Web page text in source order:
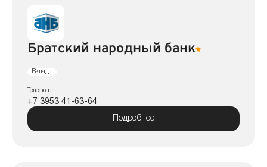
Братский народный банк
Вклады
Телефон
+7 3953 41-63-64
Подробнее